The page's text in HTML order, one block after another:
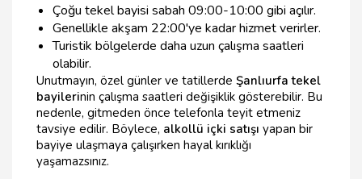
Çoğu tekel bayisi sabah 09:00-10:00 gibi açılır.
Genellikle akşam 22:00'ye kadar hizmet verirler.
Turistik bölgelerde daha uzun çalışma saatleri
olabilir.
Unutmayın, özel günler ve tatillerde Şanlıurfa tekel
bayilerinin çalışma saatleri değişiklik gösterebilir. Bu
nedenle, gitmeden önce telefonla teyit etmeniz
tavsiye edilir. Böylece, alkollü içki satışı yapan bir
bayiye ulaşmaya çalışırken hayal kırıklığı
yaşamazsınız.